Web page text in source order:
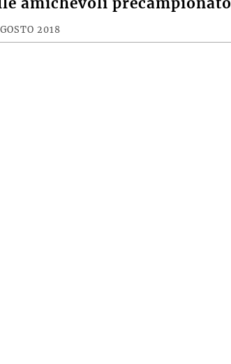
amichevoli precampionato
2018